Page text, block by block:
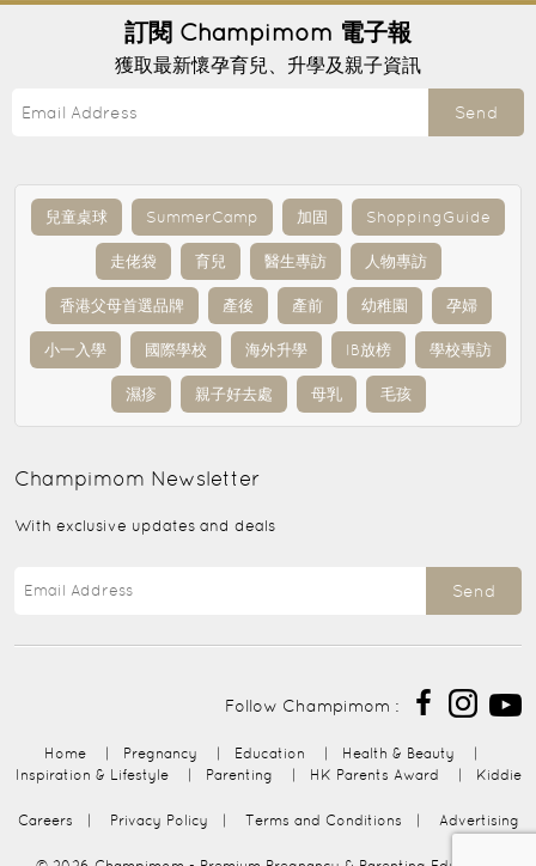
訂閱 Champimom 電子報
獲取最新懷孕育兒、升學及親子資訊
Send
兒童桌球 SummerCamp 加固 ShoppingGuide
走佬袋 育兒 醫生專訪 人物專訪
香港父母首選品牌 產後 產前 幼稚園 孕婦
小一入學 國際學校 海外升學 IB放榜 學校專訪
濕疹 親子好去處 母乳 毛孩
Champimom Newsletter
With exclusive updates and deals
Send
Follow Champimom :
Home Pregnancy Education Health & Beauty
Inspiration & Lifestyle
Parenting HK Parents Award Kiddie
Careers Privacy Policy Terms and Conditions Advertising